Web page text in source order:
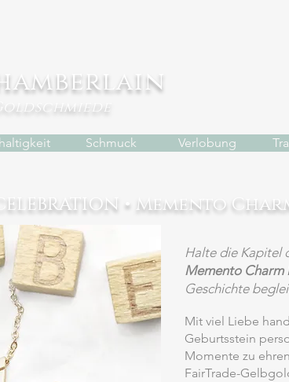
Schmuck Verlobung
• Memento
Halte die Kapitel
Memento Charm
Geschichte
Mit viel Liebe
Geburtsstein
Momente zu
FairTrade-